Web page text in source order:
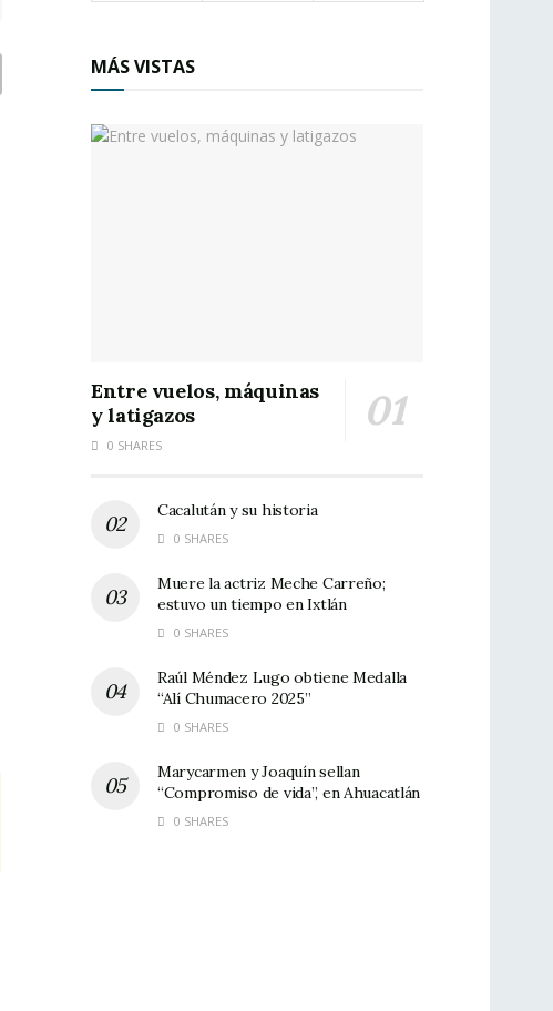
MÁS VISTAS
Entre vuelos, máquinas
y latigazos
0 SHARES
Cacalután y su historia
0 SHARES
Muere la actriz Meche Carreño;
estuvo un tiempo en Ixtlán
0 SHARES
Raúl Méndez Lugo obtiene Medalla
“Alí Chumacero 2025”
0 SHARES
Marycarmen y Joaquín sellan
“Compromiso de vida”, en Ahuacatlán
0 SHARES